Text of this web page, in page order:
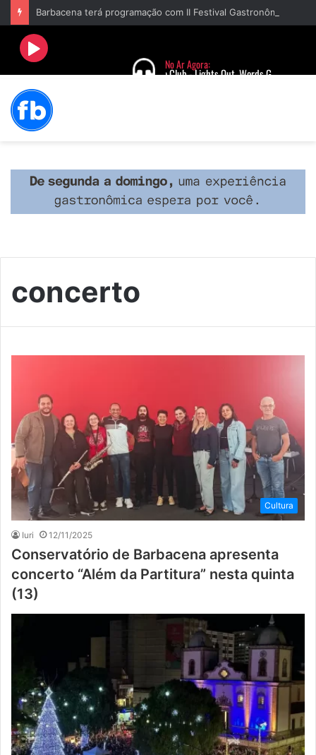
concerto
Cultura
Iuri 12/11/2025
Conservatório de Barbacena apresenta
concerto “Além da Partitura” nesta quinta
(13)